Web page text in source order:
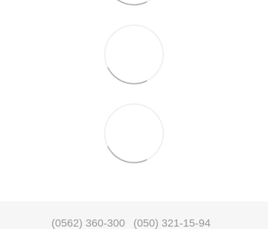
(0562) 360-300 (050) 321-15-94